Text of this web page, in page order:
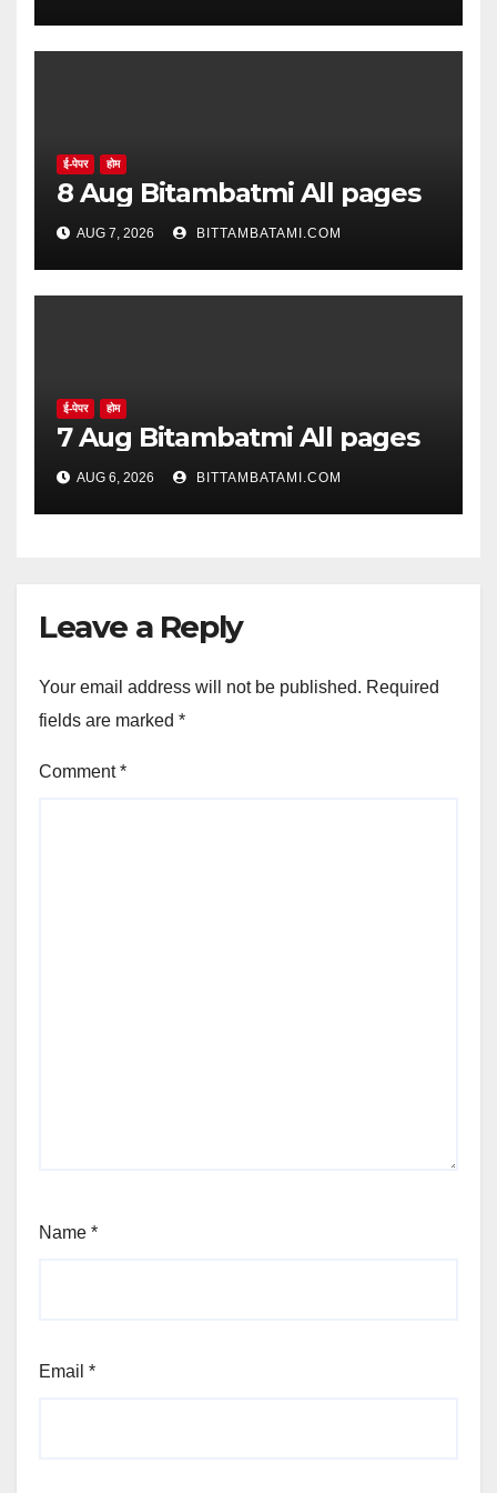
ई-पेपर होम
8 Aug Bitambatmi All pages
AUG 7, 2026 BITTAMBATAMI.COM
ई-पेपर होम
7 Aug Bitambatmi All pages
AUG 6, 2026 BITTAMBATAMI.COM
Leave a Reply
Your email address will not be published. Required
fields are marked *
Comment*
Name *
Email *